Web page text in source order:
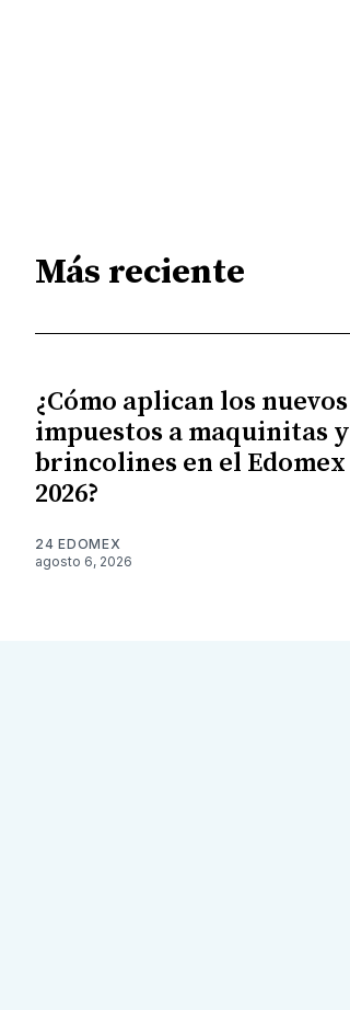
Más reciente
¿Cómo aplican los nuevos
impuestos a maquinitas y
brincolines en el Edomex
2026?
24 EDOMEX
agosto 6, 2026